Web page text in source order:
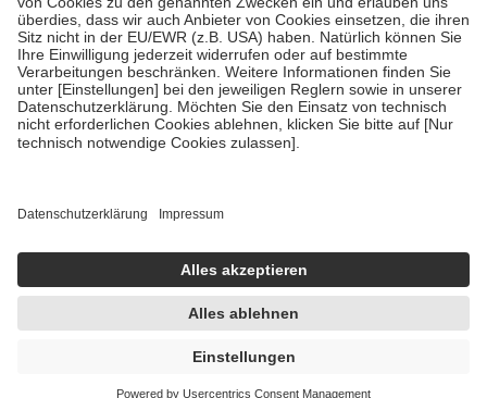
• Kindern und Jugendlichen bis zum vollendeten 18. Lebensjahr
mit Ausnahme der Fahrkosten
• Untersuchungen zur Vorsorge und Früherkennung, die von der
GKV getragen werden
• empfohlenen Schutzimpfungen
• Harn- und Blutteststreifen
getroffen, um sicherzustellen, dass es sich um echte Bewertungen
https://help.etrusted.com/hc/de/articles/4419944605341
Einige Bilder und Inhalte wurden unter Zuhilfenahme künstlicher